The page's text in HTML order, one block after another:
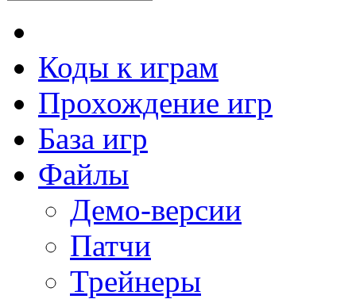
Коды к играм
Прохождение игр
База игр
Файлы
Демо-версии
Патчи
Трейнеры